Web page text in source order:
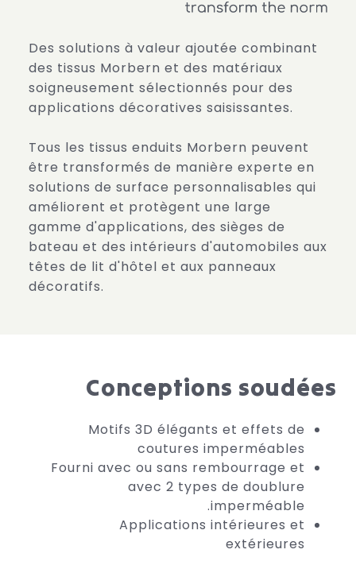
Des solutions à valeur ajoutée combinant
des tissus Morbern et des matériaux
soigneusement sélectionnés pour des
applications décoratives saisissantes.
Tous les tissus enduits Morbern peuvent
être transformés de manière experte en
solutions de surface personnalisables qui
améliorent et protègent une large
gamme d'applications, des sièges de
bateau et des intérieurs d'automobiles aux
têtes de lit d'hôtel et aux panneaux
décoratifs.
Conceptions soudées
Motifs 3D élégants et effets de
coutures imperméables
Fourni avec ou sans rembourrage et
avec 2 types de doublure
imperméable.
Applications intérieures et
extérieures